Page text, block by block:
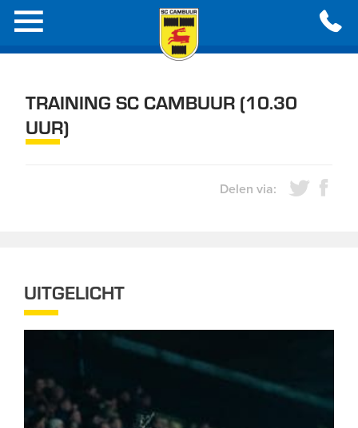
TRAINING SC CAMBUUR (10.30
UUR)
Delen via:
UITGELICHT